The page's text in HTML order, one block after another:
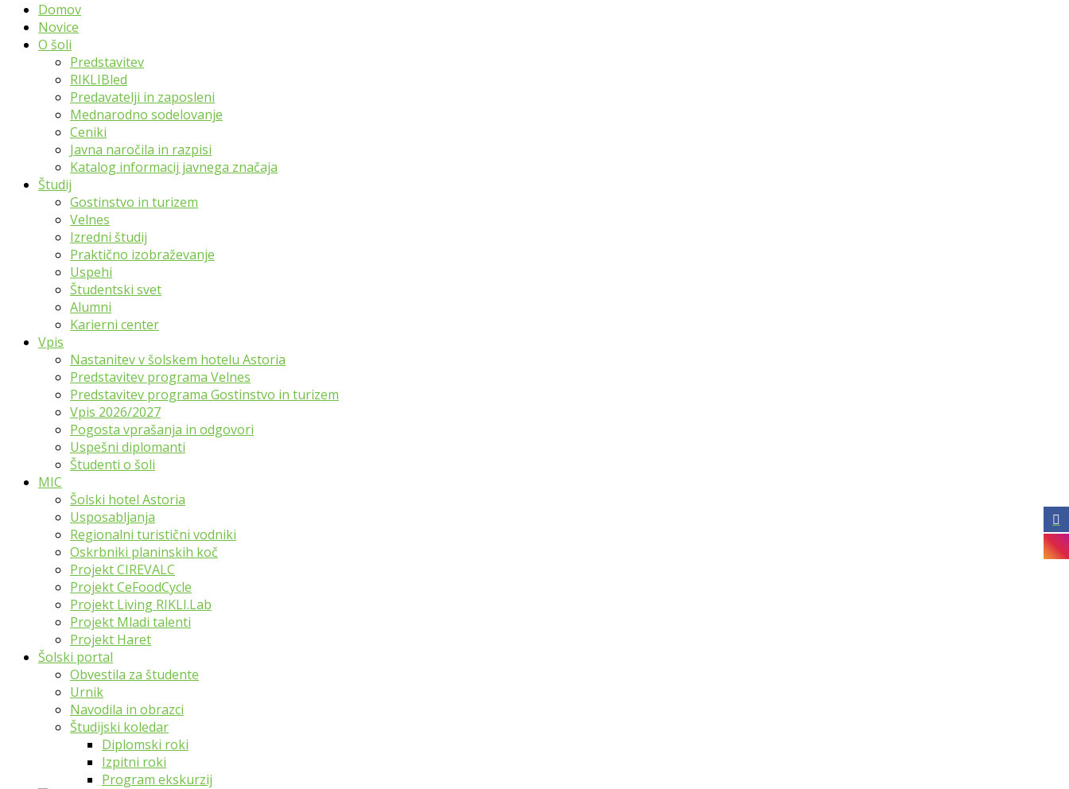
Domov
Novice
O šoli
Predstavitev
RIKLIBled
Predavatelji in zaposleni
Mednarodno sodelovanje
Ceniki
Javna naročila in razpisi
Katalog informacij javnega značaja
Študij
Gostinstvo in turizem
Velnes
Izredni študij
Praktično izobraževanje
Uspehi
Študentski svet
Alumni
Karierni center
Vpis
Nastanitev v šolskem hotelu Astoria
Predstavitev programa Velnes
Predstavitev programa Gostinstvo in turizem
Vpis 2026/2027
Pogosta vprašanja in odgovori
Uspešni diplomanti
Študenti o šoli
MIC
Šolski hotel Astoria
Usposabljanja
Regionalni turistični vodniki
Oskrbniki planinskih koč
Projekt CIREVALC
Projekt CeFoodCycle
Projekt Living RIKLI.Lab
Projekt Mladi talenti
Projekt Haret
Šolski portal
Obvestila za študente
Urnik
Navodila in obrazci
Študijski koledar
Diplomski roki
Izpitni roki
Program ekskurzij